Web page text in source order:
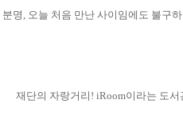
분명 오늘 처음 만난 사이임에도 불구
재단의 자랑거리 ! iRoom이라는 도